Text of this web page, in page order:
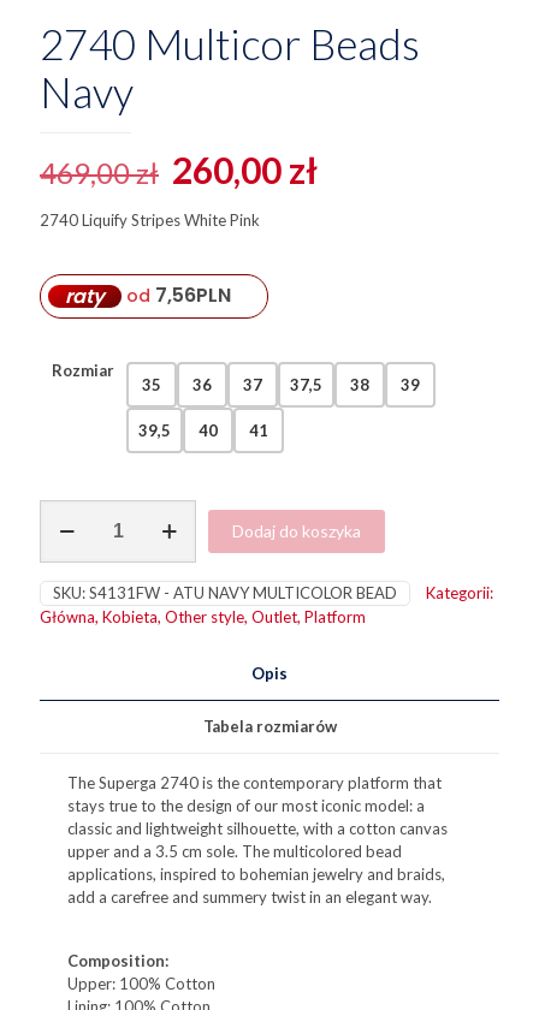
2740 Multicor Beads
Navy
469,00zł Pierwotna
cena
wynosiła:
469,00 zł.
260,00złAktualna
2740 Liquify Stripes White Pink
raty od 7,56PLN
Rozmiar
35 36 37 37,5 38 39
39,5 40 41
2740
Beads
Navy
Dodaj do koszyka
SKU:S4131FW - ATU NAVY MULTICOLOR BEAD
Kategorii:
Główna, Kobieta, Other style, Outlet, Platform
Opis
Tabela rozmiarów
The Superga 2740 is the contemporary platform that
stays true to the design of our most iconic model: a
classic and lightweight silhouette, with a cotton canvas
upper and a 3.5 cm sole. The multicolored bead
applications, inspired to bohemian jewelry and braids,
add a carefree and summery twist in an elegant way.
Composition:
Upper: 100% Cotton